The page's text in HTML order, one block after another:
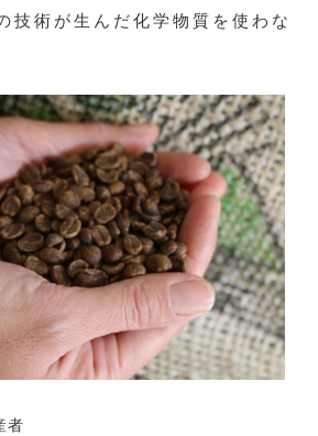
技術が生んだ化学物質を使わな
者